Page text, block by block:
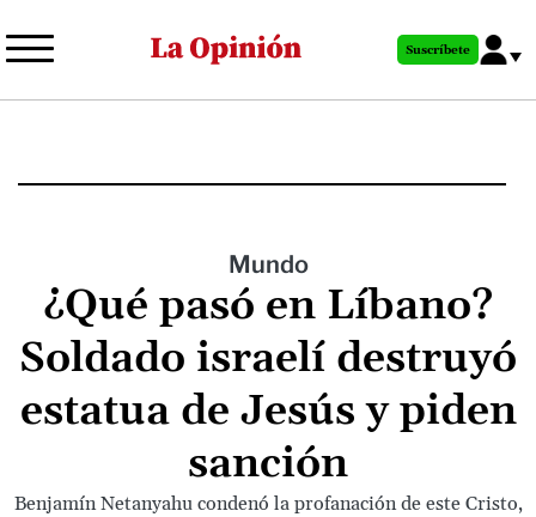
al
principal
Suscríbete
Mundo
¿Qué pasó en Líbano?
Soldado israelí destruyó
estatua de Jesús y piden
sanción
Benjamín Netanyahu condenó la profanación de este Cristo,